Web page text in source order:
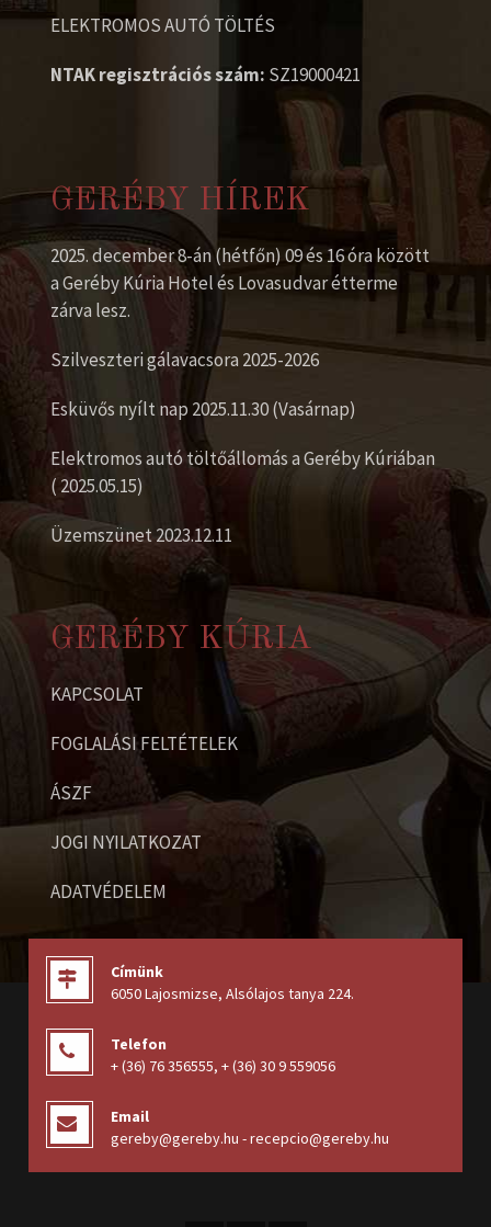
ELEKTROMOS AUTÓ TÖLTÉS
NTAK regisztrációs szám: SZ19000421
GERÉBY HÍREK
2025. december 8-án (hétfőn) 09 és 16 óra között
a Geréby Kúria Hotel és Lovasudvar étterme
zárva lesz.
Szilveszteri gálavacsora 2025-2026
Esküvős nyílt nap 2025.11.30 (Vasárnap)
Elektromos autó töltőállomás a Geréby Kúriában
( 2025.05.15)
Üzemszünet 2023.12.11
GERÉBY KÚRIA
KAPCSOLAT
FOGLALÁSI FELTÉTELEK
ÁSZF
JOGI NYILATKOZAT
ADATVÉDELEM
Címünk
6050 Lajosmizse, Alsólajos tanya 224.
Telefon
+ (36) 76 356555, + (36) 30 9 559056
Email
gereby@gereby.hu - recepcio@gereby.hu